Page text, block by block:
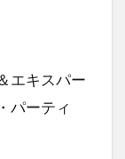
エキスパー
パーティ